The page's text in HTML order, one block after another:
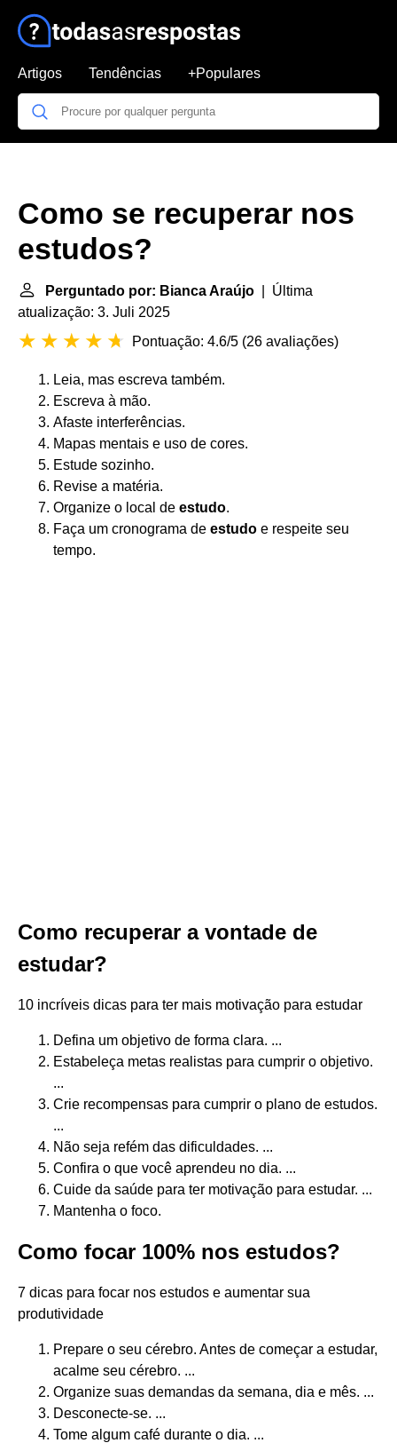
Artigos Tendências +Populares
Como se recuperar nos
estudos?
Perguntado por: Bianca Araújo | Última
atualização: 3. Juli 2025
Pontuação: 4.6/5 (26 avaliações)
Leia, mas escreva também.
Escreva à mão.
Afaste interferências.
Mapas mentais e uso de cores.
Estude sozinho.
Revise a matéria.
Organize o local de estudo.
Faça um cronograma de estudo e respeite seu
tempo.
Como recuperar a vontade de
estudar?
10 incríveis dicas para ter mais motivação para estudar
Defina um objetivo de forma clara. ...
Estabeleça metas realistas para cumprir o objetivo.
...
Crie recompensas para cumprir o plano de estudos.
...
Não seja refém das dificuldades. ...
Confira o que você aprendeu no dia. ...
Cuide da saúde para ter motivação para estudar. ...
Mantenha o foco.
Como focar 100% nos estudos?
7 dicas para focar nos estudos e aumentar sua
produtividade
Prepare o seu cérebro. Antes de começar a estudar,
acalme seu cérebro. ...
Organize suas demandas da semana, dia e mês. ...
Desconecte-se. ...
Tome algum café durante o dia. ...